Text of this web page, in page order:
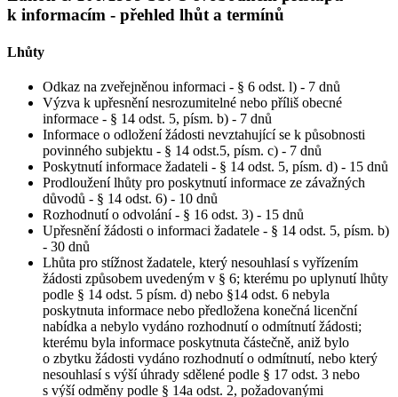
k informacím - přehled lhůt a termínů
Lhůty
Odkaz na zveřejněnou informaci - § 6 odst. l) - 7 dnů
Výzva k upřesnění nesrozumitelné nebo příliš obecné
informace - § 14 odst. 5, písm. b) - 7 dnů
Informace o odložení žádosti nevztahující se k působnosti
povinného subjektu - § 14 odst.5, písm. c) - 7 dnů
Poskytnutí informace žadateli - § 14 odst. 5, písm. d) - 15 dnů
Prodloužení lhůty pro poskytnutí informace ze závažných
důvodů - § 14 odst. 6) - 10 dnů
Rozhodnutí o odvolání - § 16 odst. 3) - 15 dnů
Upřesnění žádosti o informaci žadatele - § 14 odst. 5, písm. b)
- 30 dnů
Lhůta pro stížnost žadatele, který nesouhlasí s vyřízením
žádosti způsobem uvedeným v § 6; kterému po uplynutí lhůty
podle § 14 odst. 5 písm. d) nebo §14 odst. 6 nebyla
poskytnuta informace nebo předložena konečná licenční
nabídka a nebylo vydáno rozhodnutí o odmítnutí žádosti;
kterému byla informace poskytnuta částečně, aniž bylo
o zbytku žádosti vydáno rozhodnutí o odmítnutí, nebo který
nesouhlasí s výší úhrady sdělené podle § 17 odst. 3 nebo
s výší odměny podle § 14a odst. 2, požadovanými